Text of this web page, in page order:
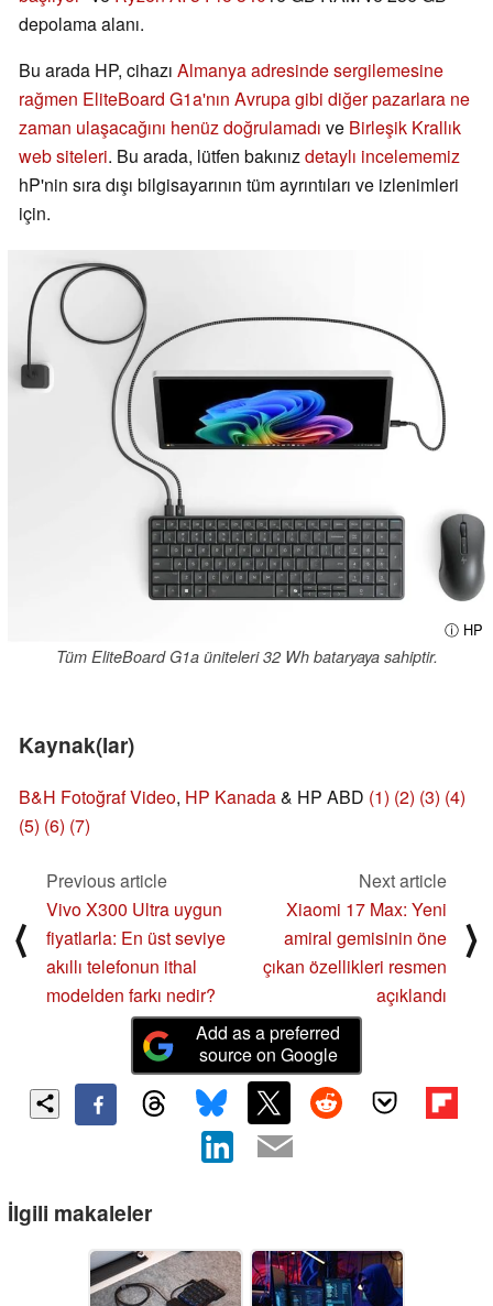
depolama alanı.
Bu arada HP, cihazı Almanya adresinde sergilemesine
rağmen EliteBoard G1a'nın Avrupa gibi diğer pazarlara ne
zaman ulaşacağını henüz doğrulamadı ve Birleşik Krallık
web siteleri. Bu arada, lütfen bakınızdetaylı incelememiz
hP'nin sıra dışı bilgisayarının tüm ayrıntıları ve izlenimleri
için.
ⓘ HP
Tüm EliteBoard G1a üniteleri 32 Wh bataryaya sahiptir.
Kaynak(lar)
B&H Fotoğraf Video, HP Kanada& HP ABD (1) (2) (3) (4)
(5) (6) (7)
⟨
Previous article
Vivo X300 Ultra uygun
fiyatlarla: En üst seviye
akıllı telefonun ithal
modelden farkı nedir?
Next article
Xiaomi 17 Max: Yeni
amiral gemisinin öne
çıkan özellikleri resmen
açıklandı
⟩
Add as a preferred
source on Google
İlgili makaleler